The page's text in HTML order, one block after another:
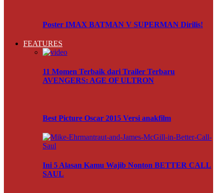
Poster IMAX BATMAN V SUPERMAN Dirilis!
FEATURES
11 Momen Terbaik dari Trailer Terbaru
AVENGERS: AGE OF ULTRON
Best Picture Oscar 2015 Versi anakfilm
Ini 5 Alasan Kamu Wajib Nonton BETTER CALL
SAUL